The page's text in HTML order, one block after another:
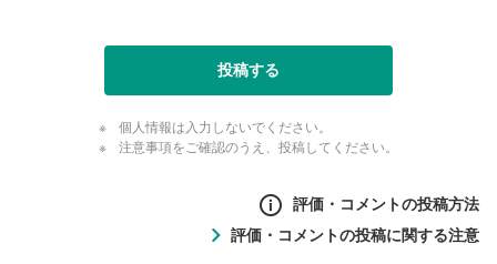
投稿する
個人情報は入力しないでください。
注意事項をご確認のうえ、投稿してください。
評価・コメントの投稿方法
評価・コメントの投稿に関する注意